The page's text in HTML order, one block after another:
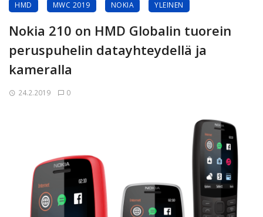
HMD MWC 2019 NOKIA YLEINEN
Nokia 210 on HMD Globalin tuorein
peruspuhelin datayhteydellä ja
kameralla
24.2.2019 0